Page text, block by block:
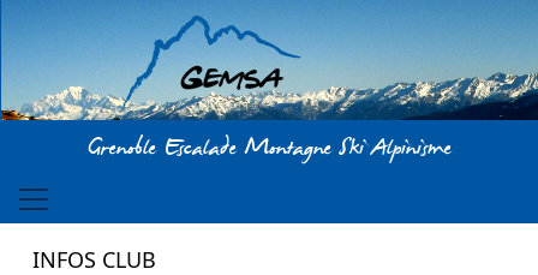
Aller au contenu principal
Grenoble Escalade Montagne Ski Alpinisme
INFOS CLUB